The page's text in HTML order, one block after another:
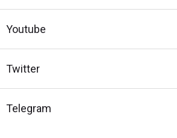
Youtube
Twitter
Telegram